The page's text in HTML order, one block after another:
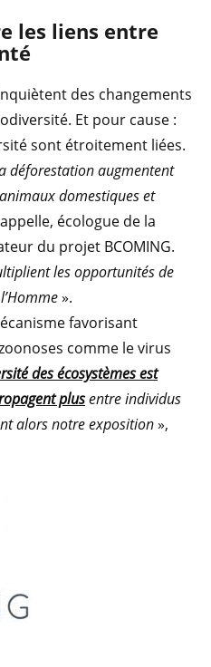
les liens entre
des changements
Et pour cause :
sont étroitement liées.
déforestation augmentent
domestiques et
écologue de la
du projet BCOMING.
les opportunités de
».
favorisant
comme le virus
des écosystèmes est
plusentre individus
alors notre exposition»,